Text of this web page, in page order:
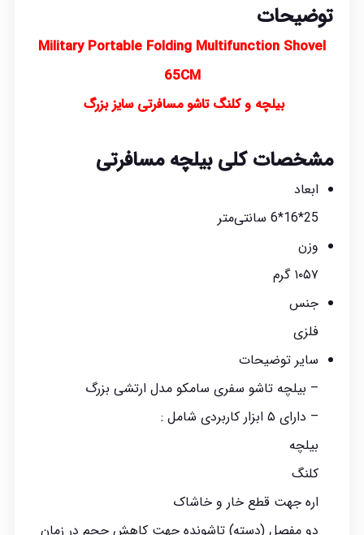
توضیحات
Military Portable Folding Multifunction Shovel
65CM
بیلچه و کلنگ تاشو مسافرتی سایز بزرگ
مشخصات کلی بیلچه مسافرتی
ابعاد
25*16*6 سانتی‌متر
وزن
۱۰۵۷ گرم
جنس
فلزی
سایر توضیحات
– بیلچه تاشو سفری سامکو مدل ارتشی بزرگ
– دارای ۵ ابزار کاربردی شامل :
بیلچه
کلنگ
اره جهت قطع خار و خاشاک
دو مفصل (دسته) تاشونده جهت کاهش حجم در زمان